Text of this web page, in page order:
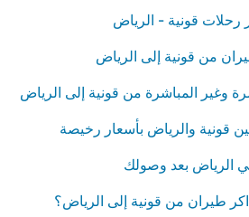
رحلات قونية - الرياض
من قونية إلى الرياض
وغير المباشرة من قونية إلى الرياض
قونية والرياض بأسعار رخيصة
الرياض بعد وصولك
طيران من قونية إلى الرياض؟